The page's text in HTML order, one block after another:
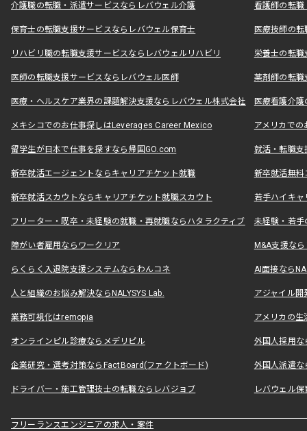
介護職の転職・派遣サービスならレバウェル介護 看護師の転
保育士の転職支援サービスならレバウェル保育士 医療技師の
リハビリ職の転職支援サービスならレバウェルリハビリ 栄養士の転
医師の転職支援サービスならレバウェル医師 薬剤師の転
医療・ヘルスケア業界の課題解決支援ならレバウェル株式会社 医療看護介
メキシコでのお仕事探しはLeverages Career Mexico アメリカで
留学生が日本で仕事を探すなら帰国GO.com 就活・転職
新卒就活エージェントならキャリアチケット就職 新卒就活無料
新卒就活スカウトならキャリアチケット就職スカウト 若手ハイキ
フリーター・既卒・未経験の就職・再就職ならハタラクティブ 未経験・若手
障がい者雇用ならワークリア M&A支援な
らくらく入退院支援システムならわんコネ AI面接なら
人と組織のお悩み解決ならNALYSYS Lab. アジャイル
業務可視化はremopia アメリカの
オンラインピル診療ならメデリピル 外国人採用
企業研究・選考対策ならFactBoard(ファクトボード) 外国人派遣な
ドライバー・施工管理技士の転職ならレバジョブ レバウェル
フリーランスエンジニアの求人・案件